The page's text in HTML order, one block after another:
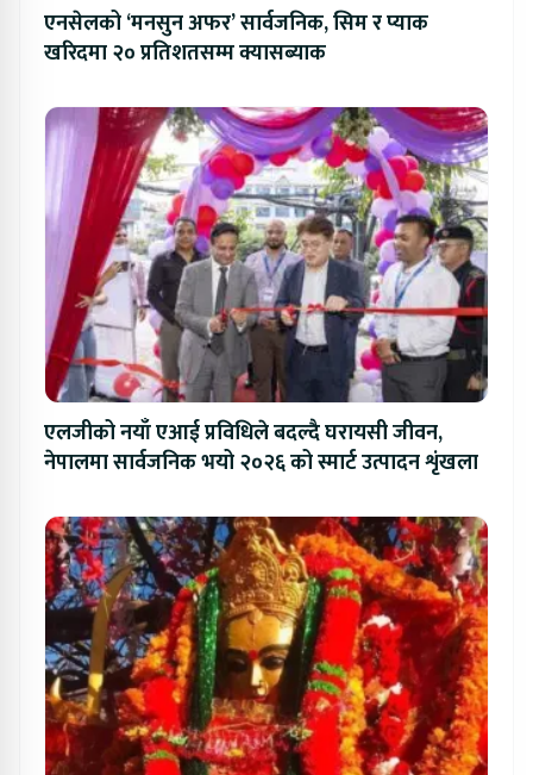
एनसेलको ‘मनसुन अफर’ सार्वजनिक, सिम र प्याक
खरिदमा २० प्रतिशतसम्म क्यासब्याक
एलजीको नयाँ एआई प्रविधिले बदल्दै घरायसी जीवन,
नेपालमा सार्वजनिक भयो २०२६ को स्मार्ट उत्पादन शृंखला